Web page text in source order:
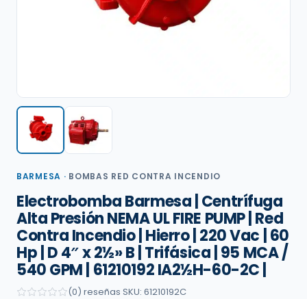
BARMESA · BOMBAS RED CONTRA INCENDIO
Electrobomba Barmesa | Centrífuga
Alta Presión NEMA UL FIRE PUMP | Red
Contra Incendio | Hierro | 220 Vac | 60
Hp | D 4″ x 2½» B | Trifásica | 95 MCA /
540 GPM | 61210192 IA2½H-60-2C |
(0) reseñas SKU: 61210192C